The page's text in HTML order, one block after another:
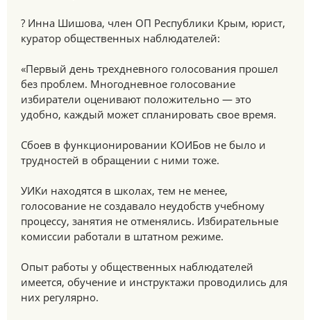
? Инна Шишова, член ОП Республики Крым, юрист,
куратор общественных наблюдателей:
«Первый день трехдневного голосования прошел
без проблем. Многодневное голосование
избиратели оценивают положительно — это
удобно, каждый может спланировать свое время.
Сбоев в функционировании КОИБов не было и
трудностей в обращении с ними тоже.
УИКи находятся в школах, тем не менее,
голосование не создавало неудобств учебному
процессу, занятия не отменялись. Избирательные
комиссии работали в штатном режиме.
Опыт работы у общественных наблюдателей
имеется, обучение и инструктажи проводились для
них регулярно.